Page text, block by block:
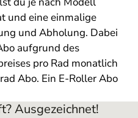
und eine einmalige
und Abholung. Dabei
aufgrund des
pro Rad monatlich
Abo. Ein E-Roller Abo
Ausgezeichnet!